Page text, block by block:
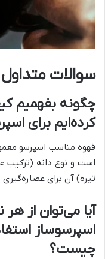
سوالات متداول
چگونه بفهمیم
کرده‌ایم برای
است و نوع دانه (ترکیب
تیره) آن برای
آیا می‌توان از
اسپرسوساز
چیست؟